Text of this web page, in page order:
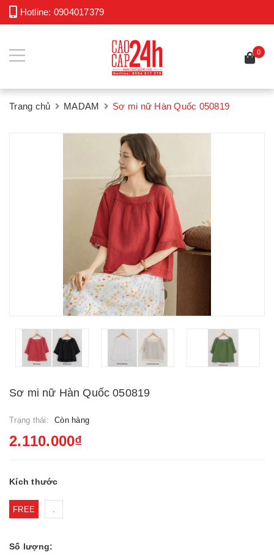
Hotline: 0904017379
0
Trang chủ MADAM Sơ mi nữ Hàn Quốc 050819
Sơ mi nữ Hàn Quốc 050819
Trạng thái: Còn hàng
2.110.000₫
Kích thước
FREE .
Số lượng: